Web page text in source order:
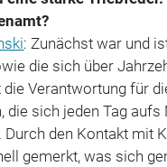
: Zunächst war und
die sich über
Verantwortung für
die sich jeden Tag
den Kontakt mit
gemerkt, was sich